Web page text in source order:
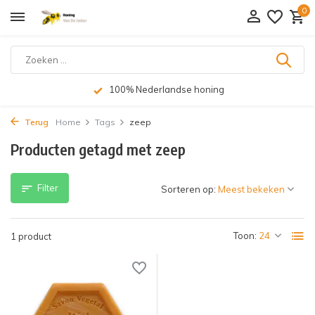
0
100% Nederlandse honing
Terug Home Tags zeep
Producten getagd met zeep
Filter
1 product Toon:
Sorteren op: